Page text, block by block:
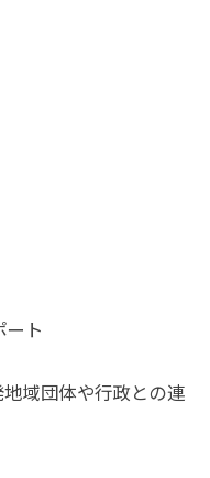
ート
域団体や行政との連